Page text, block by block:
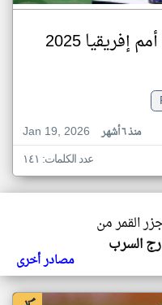
2025
Jan 19, 2026
منذ ٦ أشهر
عدد الكلمات: ١٤١
القمر من
السرب
مصادر أخرى